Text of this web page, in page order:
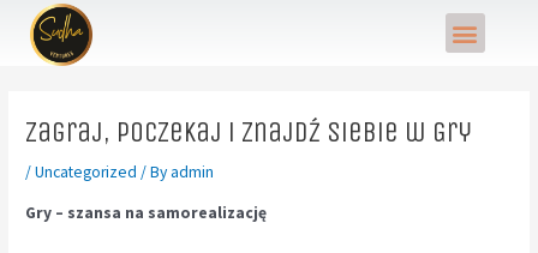
content
Menu
Zagraj, Poczekaj i Znajdź Siebie w Gry
/Uncategorized / Byadmin
Gry – szansa na samorealizację
Post
navigation